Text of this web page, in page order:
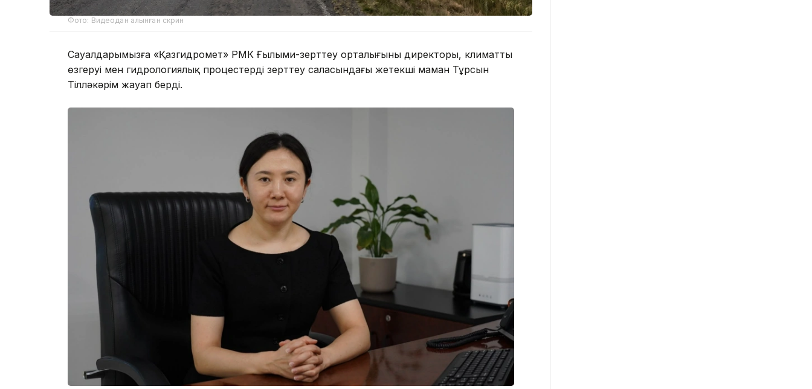
Фото: Видеодан алынған скрин
Сауалдарымызға «Қазгидромет» РМК Ғылыми-зерттеу орталығының директоры, климаттың
өзгеруі мен гидрологиялық процестерді зерттеу саласындағы жетекші маман Тұрсын
Тілләкәрім жауап берді.